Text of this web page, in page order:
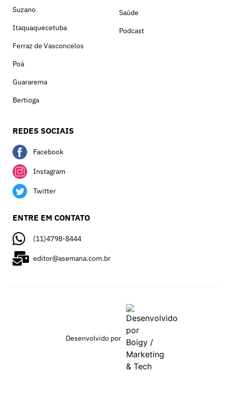
Suzano
Itaquaquecetuba
Ferraz de Vasconcelos
Poá
Guararema
Bertioga
Saúde
Podcast
REDES SOCIAIS
Facebook
Instagram
Twitter
ENTRE EM CONTATO
(11)4798-8444
editor@asemana.com.br
Desenvolvido por